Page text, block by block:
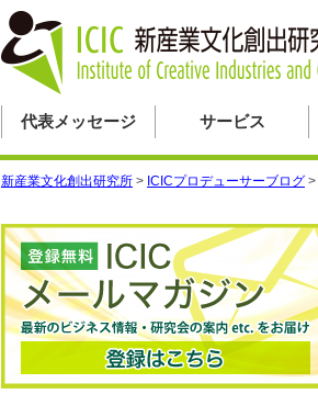
代表メッセージ サービス
新産業文化創出研究所 > ICICプロデューサーブログ >